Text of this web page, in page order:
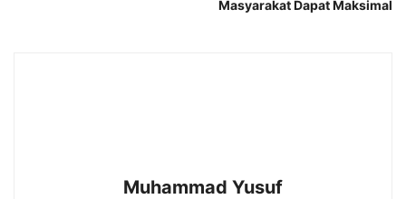
Masyarakat Dapat Maksimal
Muhammad Yusuf